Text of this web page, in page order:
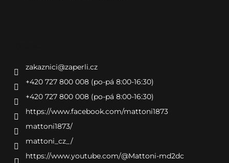
zakaznici@zaperli.cz
+420 727 800 008 (po-pá 8:00-16:30)
+420 727 800 008 (po-pá 8:00-16:30)
https://www.facebook.com/mattoni1873
mattoni1873/
mattoni_cz_/
https://www.youtube.com/@Mattoni-md2dc